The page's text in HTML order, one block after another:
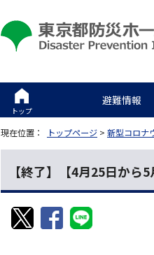
トップ
避難情報
現在位置： トップページ > 新型コロナ
【終了】【4月25日から